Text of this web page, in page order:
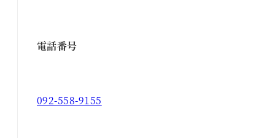
電話番号
092-558-9155